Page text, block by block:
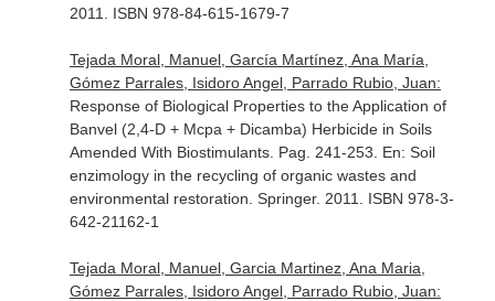
2011. ISBN 978-84-615-1679-7
Tejada Moral, Manuel, García Martínez, Ana María,
Gómez Parrales, Isidoro Angel, Parrado Rubio, Juan:
Response of Biological Properties to the Application of
Banvel (2,4-D + Mcpa + Dicamba) Herbicide in Soils
Amended With Biostimulants. Pag. 241-253. En: Soil
enzimology in the recycling of organic wastes and
environmental restoration . Springer. 2011. ISBN 978-3-
642-21162-1
Tejada Moral, Manuel, Garcia Martinez, Ana Maria,
Gómez Parrales, Isidoro Angel, Parrado Rubio, Juan: